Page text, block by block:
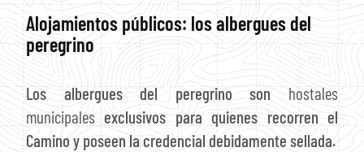
Alojamientos públicos: los albergues del
peregrino
Los albergues del peregrino sonhostales
municipales exclusivos para quienes recorren el
Camino y poseen la credencial debidamente sellada.